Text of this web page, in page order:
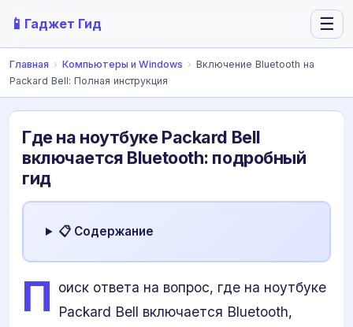
📱 Гаджет Гид ☰
Главная › Компьютеры и Windows › Включение Bluetooth на
Packard Bell: Полная инструкция
Где на ноутбуке Packard Bell
включается Bluetooth: подробный
гид
📋 Содержание
П оиск ответа на вопрос, где на ноутбуке
Packard Bell включается Bluetooth,